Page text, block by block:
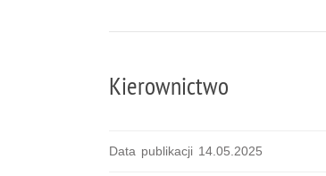
Kierownictwo
Data publikacji 14.05.2025